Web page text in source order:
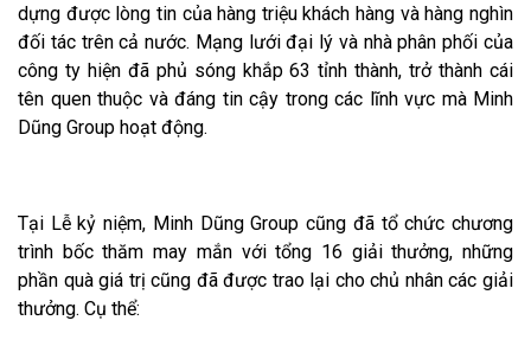
dựng được lòng tin của hàng triệu khách hàng và hàng nghìn
đối tác trên cả nước. Mạng lưới đại lý và nhà phân phối của
công ty hiện đã phủ sóng khắp 63 tỉnh thành, trở thành cái
tên quen thuộc và đáng tin cậy trong các lĩnh vực mà Minh
Dũng Group hoạt động.
Tại Lễ kỷ niệm, Minh Dũng Group cũng đã tổ chức chương
trình bốc thăm may mắn với tổng 16 giải thưởng, những
phần quà giá trị cũng đã được trao lại cho chủ nhân các giải
thưởng. Cụ thể: